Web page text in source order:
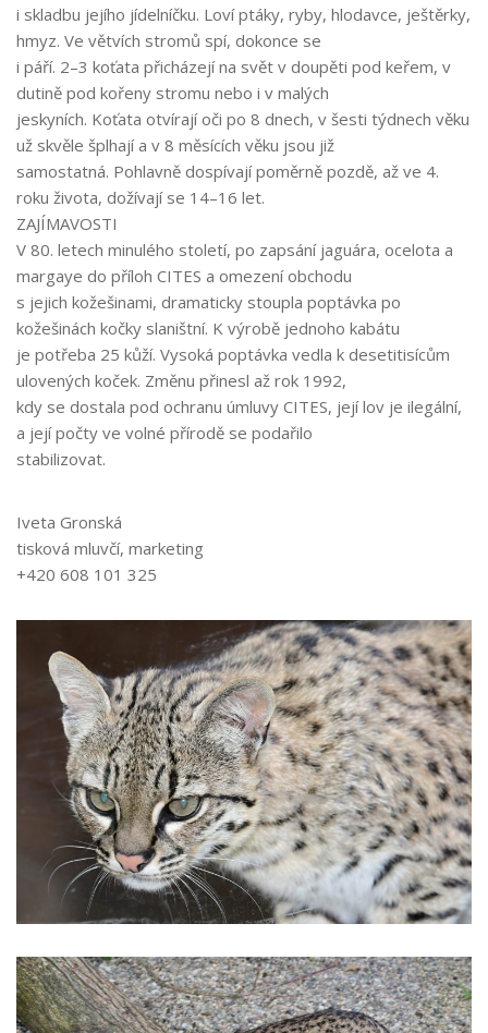
i skladbu jejího jídelníčku. Loví ptáky, ryby, hlodavce, ještěrky,
hmyz. Ve větvích stromů spí, dokonce se
i páří. 2–3 koťata přicházejí na svět v doupěti pod keřem, v
dutině pod kořeny stromu nebo i v malých
jeskyních. Koťata otvírají oči po 8 dnech, v šesti týdnech věku
už skvěle šplhají a v 8 měsících věku jsou již
samostatná. Pohlavně dospívají poměrně pozdě, až ve 4.
roku života, dožívají se 14–16 let.
ZAJÍMAVOSTI
V 80. letech minulého století, po zapsání jaguára, ocelota a
margaye do příloh CITES a omezení obchodu
s jejich kožešinami, dramaticky stoupla poptávka po
kožešinách kočky slaništní. K výrobě jednoho kabátu
je potřeba 25 kůží. Vysoká poptávka vedla k desetitisícům
ulovených koček. Změnu přinesl až rok 1992,
kdy se dostala pod ochranu úmluvy CITES, její lov je ilegální,
a její počty ve volné přírodě se podařilo
stabilizovat.
Iveta Gronská
tisková mluvčí, marketing
+420 608 101 325